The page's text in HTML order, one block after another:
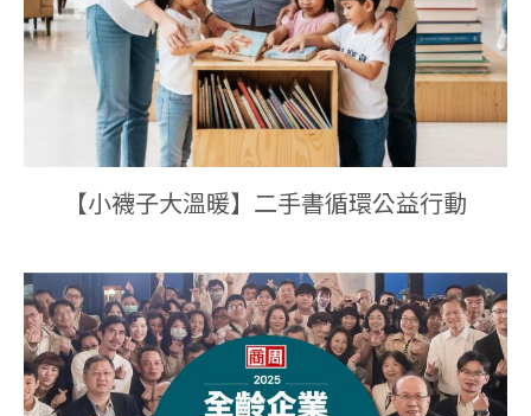
【小襪子大溫暖】二手書循環公益行動